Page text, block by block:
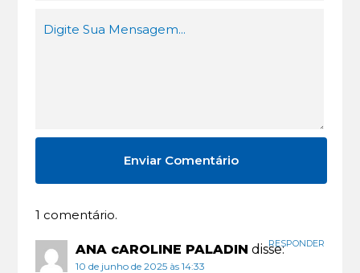
1 comentário.
ANA cAROLINE PALADIN disse:
10 de junho de 2025 às 14:33
RESPONDER